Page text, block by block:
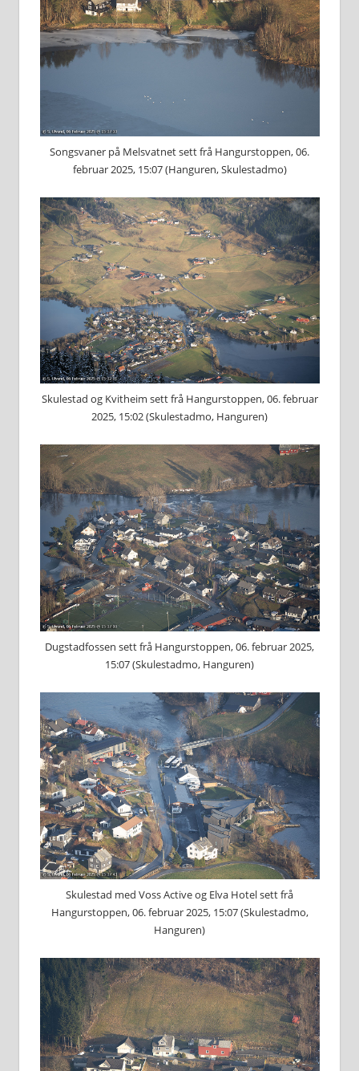
Songsvaner på Melsvatnet sett frå Hangurstoppen, 06.
februar 2025, 15:07 (Hanguren, Skulestadmo)
Skulestad og Kvitheim sett frå Hangurstoppen, 06. februar
2025, 15:02 (Skulestadmo, Hanguren)
Dugstadfossen sett frå Hangurstoppen, 06. februar 2025,
15:07 (Skulestadmo, Hanguren)
Skulestad med Voss Active og Elva Hotel sett frå
Hangurstoppen, 06. februar 2025, 15:07 (Skulestadmo,
Hanguren)